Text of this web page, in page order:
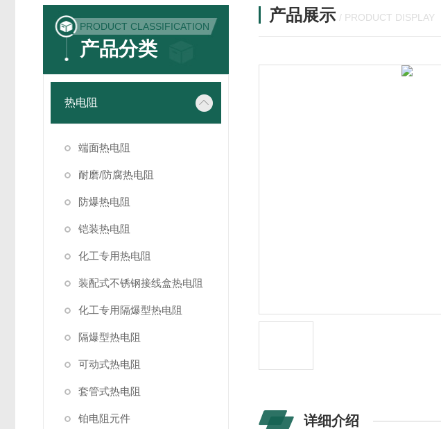
PRODUCT CLASSIFICATION
产品分类
热电阻
端面热电阻
耐磨/防腐热电阻
防爆热电阻
铠装热电阻
化工专用热电阻
装配式不锈钢接线盒热电阻
化工专用隔爆型热电阻
隔爆型热电阻
可动式热电阻
套管式热电阻
铂电阻元件
产品展示 / PRODUCT DISPLAY
详细介绍